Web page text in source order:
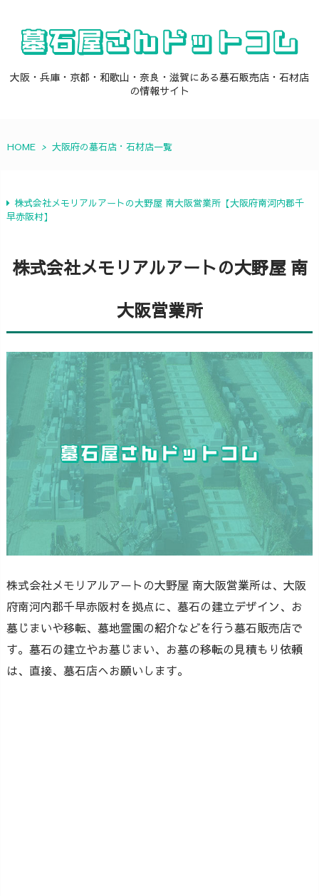
大阪・兵庫・京都・和歌山・奈良・滋賀にある墓石販売店・石材店
の情報サイト
HOME > 大阪府の墓石店・石材店一覧
株式会社メモリアルアートの大野屋 南大阪営業所【大阪府南河内郡千
早赤阪村】
株式会社メモリアルアートの大野屋 南
大阪営業所
株式会社メモリアルアートの大野屋 南大阪営業所は、大阪
府南河内郡千早赤阪村を拠点に、墓石の建立デザイン、お
墓じまいや移転、墓地霊園の紹介などを行う墓石販売店で
す。墓石の建立やお墓じまい、お墓の移転の見積もり依頼
は、直接、墓石店へお願いします。